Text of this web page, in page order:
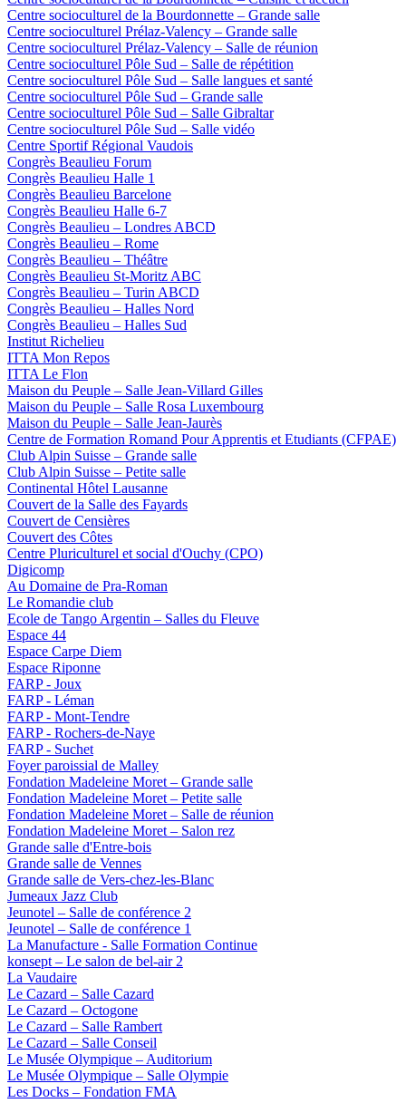
Centre socioculturel de la Bourdonnette – Grande salle
Centre socioculturel Prélaz-Valency – Grande salle
Centre socioculturel Prélaz-Valency – Salle de réunion
Centre socioculturel Pôle Sud – Salle de répétition
Centre socioculturel Pôle Sud – Salle langues et santé
Centre socioculturel Pôle Sud – Grande salle
Centre socioculturel Pôle Sud – Salle Gibraltar
Centre socioculturel Pôle Sud – Salle vidéo
Centre Sportif Régional Vaudois
Congrès Beaulieu Forum
Congrès Beaulieu Halle 1
Congrès Beaulieu Barcelone
Congrès Beaulieu Halle 6-7
Congrès Beaulieu – Londres ABCD
Congrès Beaulieu – Rome
Congrès Beaulieu – Théâtre
Congrès Beaulieu St-Moritz ABC
Congrès Beaulieu – Turin ABCD
Congrès Beaulieu – Halles Nord
Congrès Beaulieu – Halles Sud
Institut Richelieu
ITTA Mon Repos
ITTA Le Flon
Maison du Peuple – Salle Jean-Villard Gilles
Maison du Peuple – Salle Rosa Luxembourg
Maison du Peuple – Salle Jean-Jaurès
Centre de Formation Romand Pour Apprentis et Etudiants (CFPAE)
Club Alpin Suisse – Grande salle
Club Alpin Suisse – Petite salle
Continental Hôtel Lausanne
Couvert de la Salle des Fayards
Couvert de Censières
Couvert des Côtes
Centre Pluriculturel et social d'Ouchy (CPO)
Digicomp
Au Domaine de Pra-Roman
Le Romandie club
Ecole de Tango Argentin – Salles du Fleuve
Espace 44
Espace Carpe Diem
Espace Riponne
FARP - Joux
FARP - Léman
FARP - Mont-Tendre
FARP - Rochers-de-Naye
FARP - Suchet
Foyer paroissial de Malley
Fondation Madeleine Moret – Grande salle
Fondation Madeleine Moret – Petite salle
Fondation Madeleine Moret – Salle de réunion
Fondation Madeleine Moret – Salon rez
Grande salle d'Entre-bois
Grande salle de Vennes
Grande salle de Vers-chez-les-Blanc
Jumeaux Jazz Club
Jeunotel – Salle de conférence 2
Jeunotel – Salle de conférence 1
La Manufacture - Salle Formation Continue
konsept – Le salon de bel-air 2
La Vaudaire
Le Cazard – Salle Cazard
Le Cazard – Octogone
Le Cazard – Salle Rambert
Le Cazard – Salle Conseil
Le Musée Olympique – Auditorium
Le Musée Olympique – Salle Olympie
Les Docks – Fondation FMA